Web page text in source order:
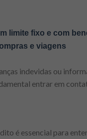
limite fixo e com
e viagens
indevidas ou
entrar em
é essencial para